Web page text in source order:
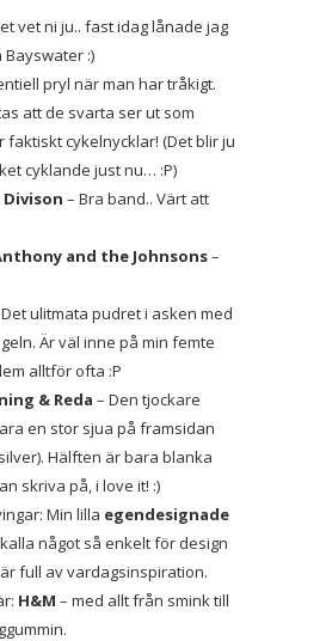
vet ni ju.. fast idag lånade jag
:)
pryl när man har tråkigt.
att de svarta ser ut som
faktiskt cykelnycklar! (Det blir ju
cyklande just nu… :P)
Divison – Bra band.. Värt att
and the Johnsons–
ulitmata pudret i asken med
Är väl inne på min femte
alltför ofta :P
& Reda – Den tjockare
en stor sjua på framsidan
Hälften är bara blanka
skriva på, i love it! :)
Min lilla egendesignade
något så enkelt för design
full av vardagsinspiration.
H&M – med allt från smink till